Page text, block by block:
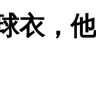
衣，